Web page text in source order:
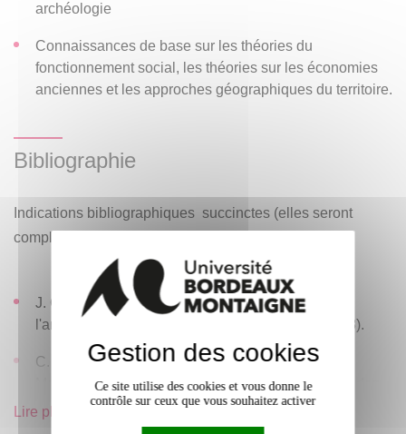
archéologie
Connaissances de base sur les théories du
fonctionnement social, les théories sur les économies
anciennes et les approches géographiques du territoire.
Bibliographie
Indications bibliographiques succinctes (elles seront
complétées dans le cours) :
J. COPANS, Introduction à l'ethnologie et à
l'anthropologie, Nathan Université, 1996 (coll. 128).
C. RENFREW, P. BAHN, Archaeology : Theories,
Methods and Practices, Thames and Hudson, London,
2000
Lire plus
Gestion des cookies
Ce site utilise des cookies et vous donne le
contrôle sur ceux que vous souhaitez activer